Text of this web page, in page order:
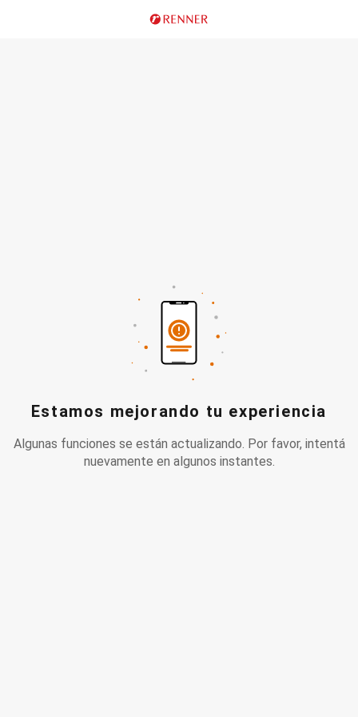
Estamos mejorando tu experiencia
Algunas funciones se están actualizando. Por favor, intentá
nuevamente en algunos instantes.